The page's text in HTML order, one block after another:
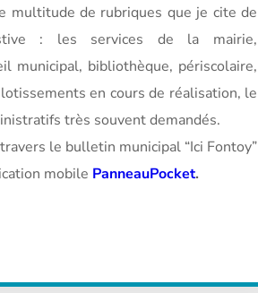
multitude de rubriques que je cite de
: les services de la mairie,
municipal, bibliothèque, périscolaire,
en cours de réalisation, le
très souvent demandés.
le bulletin municipal “Ici Fontoy”
mobile PanneauPocket.